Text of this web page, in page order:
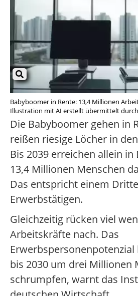
Babyboomer in Rente: 13,4 Millionen
Illustration mit AI erstellt übermittelt
Die Babyboomer gehen in
reißen riesige Löcher in
Bis 2039 erreichen allein in
13,4 Millionen Menschen
Das entspricht einem
Erwerbstätigen.
Gleichzeitig rücken viel
Arbeitskräfte nach. Das
bis 2030 um drei Millionen
schrumpfen, warnt das